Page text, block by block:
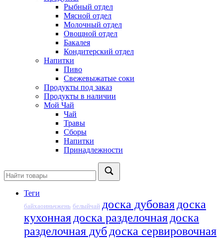
Рыбный отдел
Мясной отдел
Молочный отдел
Овощной отдел
Бакалея
Кондитерский отдел
Напитки
Пиво
Cвежевыжатые соки
Продукты под заказ
Продукты в наличии
Мой Чай
Чай
Травы
Сборы
Напитки
Принадлежности
Теги
байхаоиньчжень белыйчай доска дубовая доска
кухонная доска разделочная доска
разделочная дуб доска сервировочная